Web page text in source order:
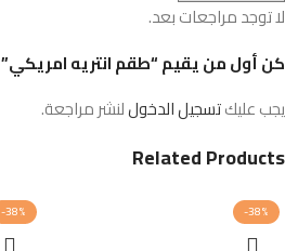
لا توجد مراجعات بعد.
كن أول من يقيم “طقم انتريه امريكي”
يجب عليكتسجيل الدخوللنشر مراجعة.
Related Products
-38%
-38%